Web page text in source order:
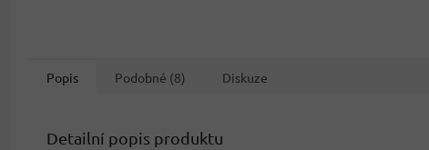
Popis Podobné (8) Diskuze
Detailní popis produktu